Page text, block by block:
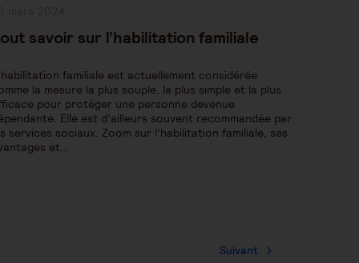
savoir sur l’habilitation familiale
familiale est actuellement considérée
la mesure la plus souple, la plus simple et la plus
pour protéger une personne devenue
Elle est d’ailleurs souvent recommandée par
services sociaux. Zoom sur l’habilitation familiale, ses
et…
Suivant